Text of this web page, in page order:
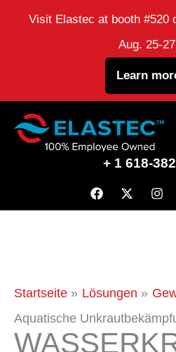
Zum
Inhalt
+ 1 618-
Startseite Lösungen
Aquatische
Visit Elastec at booth #520
Aug. 25-
Learn